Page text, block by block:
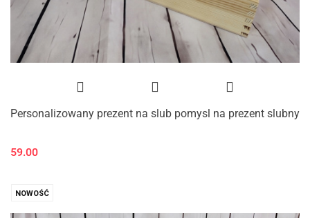
Personalizowany prezent na slub pomysl na prezent slubny
59.00
NOWOŚĆ